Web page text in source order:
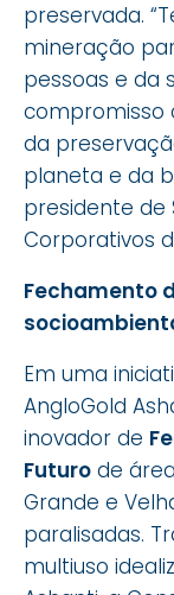
preservada.
mineração
pessoas e da
compromisso
da
planeta e da
presidente de
Corporativos
Fechamento
Em uma
AngloGold
inovador de
Futuro de
Grande e
paralisadas.
multiuso